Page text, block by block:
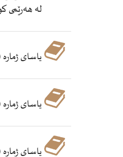
له‌ هه‌رێمی
یاسای ژماره‌ (4)ی ساڵی 2015 یاسای ئاماده‌كردنی پڕۆژه‌ی ده‌ستوری كوردستان-
یاسای ژماره‌ (5)ی ساڵی 2015 یاسای پاراستنی مافی پێكهاته‌كان له‌